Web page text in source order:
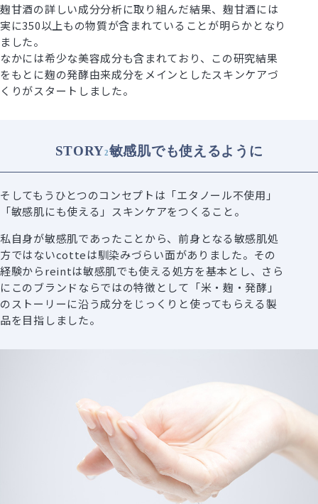
麹甘酒の詳しい成分分析に取り組んだ結果、麹甘酒には
実に350以上もの物質が含まれていることが明らかとなり
ました。
なかには希少な美容成分も含まれており、この研究結果
をもとに麹の発酵由来成分をメインとしたスキンケアづ
くりがスタートしました。
STORY2敏感肌でも使えるように
そしてもうひとつのコンセプトは「エタノール不使用」
「敏感肌にも使える」スキンケアをつくること。
私自身が敏感肌であったことから、前身となる敏感肌処
方ではないcotteは馴染みづらい面がありました。その
経験からreintは敏感肌でも使える処方を基本とし、さら
にこのブランドならではの特徴として「米・麹・発酵」
のストーリーに沿う成分をじっくりと使ってもらえる製
品を目指しました。